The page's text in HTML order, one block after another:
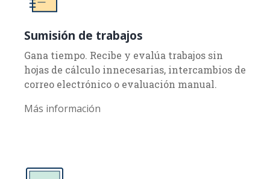
Sumisión de trabajos
Gana tiempo. Recibe y evalúa trabajos sin
hojas de cálculo innecesarias, intercambios de
correo electrónico o evaluación manual.